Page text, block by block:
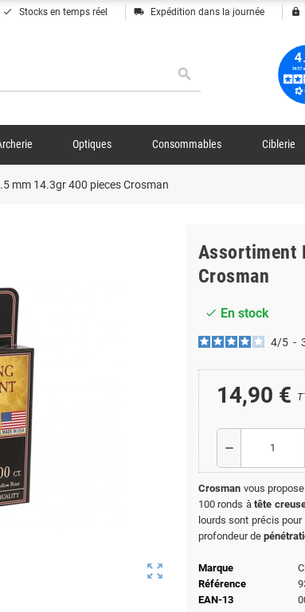
done Stocks en temps réel local_shipping Expédition dans la journée lock
search
Optiques Consommables Ciblerie
mm 14.3gr 400 pieces Crosman
zoom_out_map
Assortiment
Crosman
check En stock
4/5 -
14,90 €
remove
Crosman vous
100 ronds àtête
lourds sont précis
profondeur de
Marque
Référence
EAN-13